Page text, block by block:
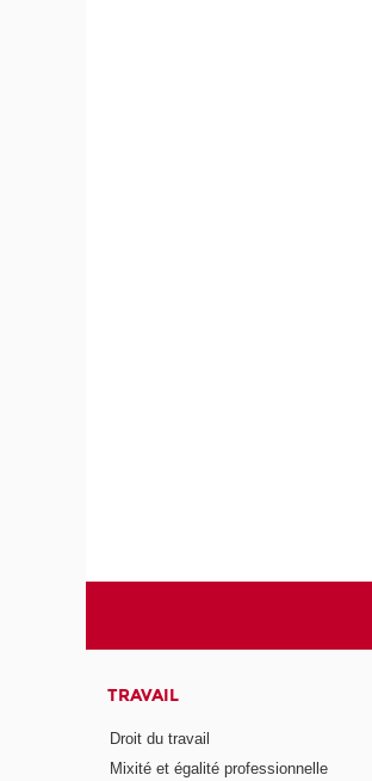
TRAVAIL
Droit du travail
Mixité et égalité professionnelle